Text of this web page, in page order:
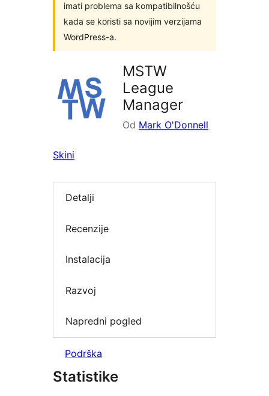
imati problema sa kompatibilnošću
kada se koristi sa novijim verzijama
WordPress-a.
MSTW
League
Manager
Od Mark O'Donnell
Skini
Detalji
Recenzije
Instalacija
Razvoj
Napredni pogled
Podrška
Statistike